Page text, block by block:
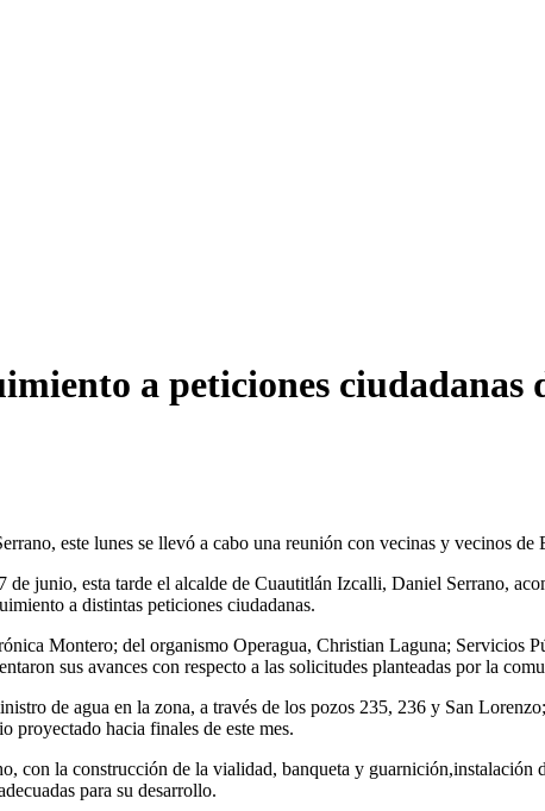
a peticiones ciudadanas
este lunes se llevó a cabo una reunión con vecinas y vecinos de
junio, esta tarde el alcalde de Cuautitlán Izcalli, Daniel Serrano,
a distintas peticiones ciudadanas.
Montero; del organismo Operagua, Christian Laguna; Servicios
sus avances con respecto a las solicitudes planteadas por la
de agua en la zona, a través de los pozos 235, 236 y San
proyectado hacia finales de este mes.
con la construcción de la vialidad, banqueta y
para su desarrollo.